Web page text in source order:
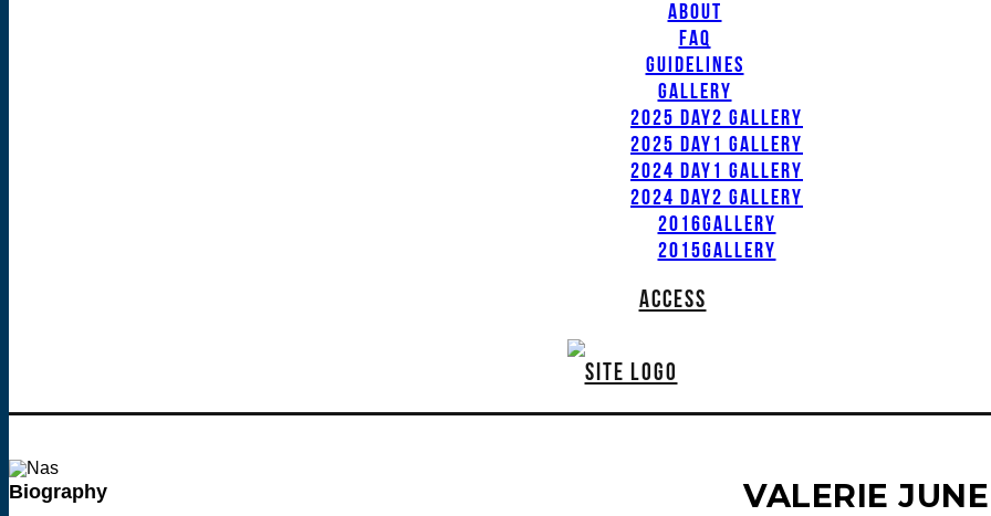
ABOUT
FAQ
GUIDELINES
GALLERY
2025 DAY2 GALLERY
2025 DAY1 GALLERY
2024 DAY1 GALLERY
2024 DAY2 GALLERY
2016GALLERY
2015GALLERY
ACCESS
VALERIE JUNE
Biography